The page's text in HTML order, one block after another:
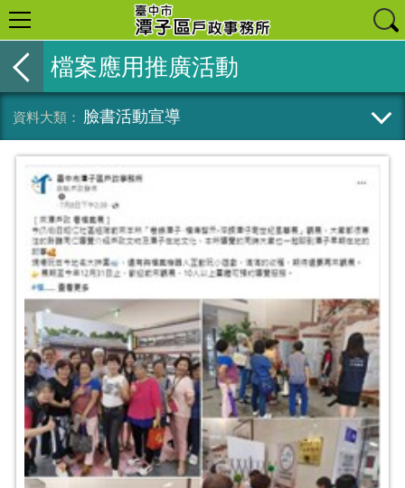
檔案應用推廣活動
臉書活動宣導